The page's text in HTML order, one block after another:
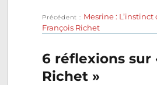
Navigation
l’article
Précédent
Publication
précédente :
Mesrine :
François Richet
6 réflexions sur
Richet »